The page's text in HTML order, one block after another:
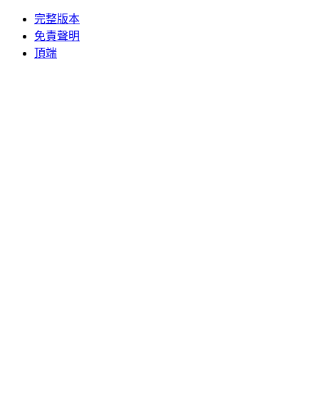
完整版本
免責聲明
頂端